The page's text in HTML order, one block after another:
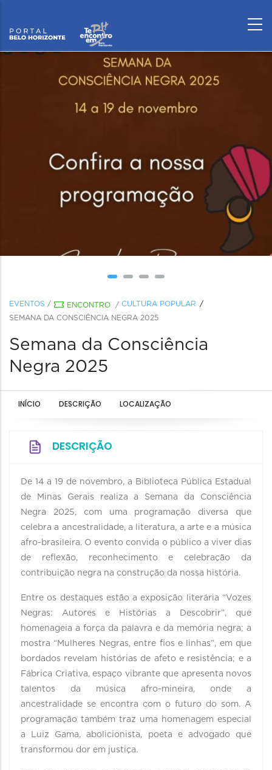
EVENTOS / ENCONTRO / CULTURA POPULAR
SEMANA DA CONSCIÊNCIA NEGRA 2025
Semana da Consciência
Negra 2025
INÍCIO DESCRIÇÃO LOCALIZAÇÃO
DESCRIÇÃO
De 14 a 19 de novembro, a Biblioteca Pública Estadual
de Minas Gerais realiza a Semana da Consciência
Negra 2025, com uma programação diversa que
celebra a ancestralidade, a literatura, a arte e a música
afro-brasileira. O evento convida o público a viver dias
de reflexão, reconhecimento e celebração da
contribuição negra na construção da nossa história.
Entre os destaques estão a exposição literária “Vozes
Negras: Autores e Histórias a Descobrir”, que
homenageia a força da palavra e da memória negra; a
mostra “Mulheres Negras, entre fios e linhas”, em que
bordados revelam histórias de afeto e resistência; e a
Fábrica Criativa, espaço vibrante que apresenta novos
talentos da música afro-mineira, onde a
ancestralidade se encontra com o futuro do som. A
programação também traz uma homenagem especial
a Luiz Gama, abolicionista, poeta e advogado que
transformou dor em justiça.